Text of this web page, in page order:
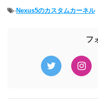
-Nexus5のカスタムカーネル
フ